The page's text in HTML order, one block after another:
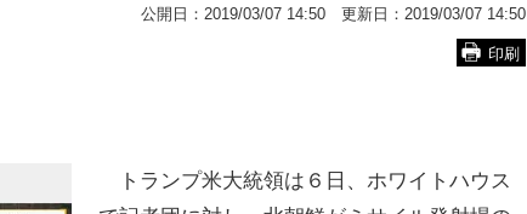
公開日： 2019/03/07 14:50 更新日： 2019/03/07 14:50
印刷
トランプ米大統領は６日、ホワイトハウス